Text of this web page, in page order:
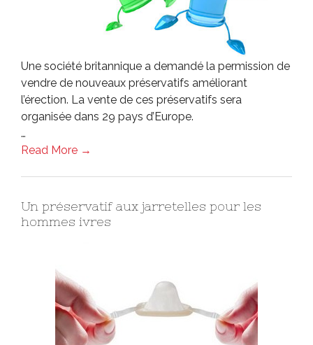
Une société britannique a demandé la permission de
vendre de nouveaux préservatifs améliorant
l’érection. La vente de ces préservatifs sera
organisée dans 29 pays d’Europe.
…
Read More →
Un préservatif aux jarretelles pour les
hommes ivres